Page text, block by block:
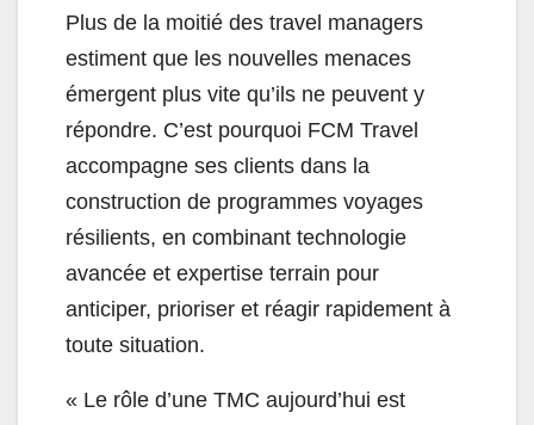
Plus de la moitié des travel managers
estiment que les nouvelles menaces
émergent plus vite qu’ils ne peuvent y
répondre. C’est pourquoi FCM Travel
accompagne ses clients dans la
construction de programmes voyages
résilients, en combinant technologie
avancée et expertise terrain pour
anticiper, prioriser et réagir rapidement à
toute situation.
« Le rôle d’une TMC aujourd’hui est